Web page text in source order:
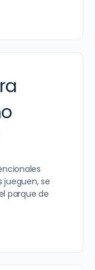
jueguen, se
parque de